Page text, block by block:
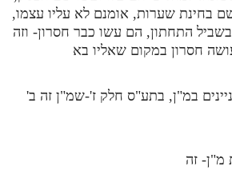
בחינת שערות, אומנם לא עליו עצמו,
התחתון, הם עשו כבר חסרון- וזה
חסרון במקום שאליו בא
במ"ן, בתע"ס חלק ז'-שמ"ן זה ב'
מ"ן- זה